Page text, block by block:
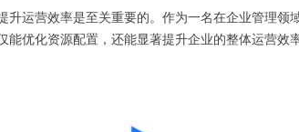
运营效率是至关重要的。作为一名在企业管理领
优化资源配置，还能显著提升企业的整体运营效